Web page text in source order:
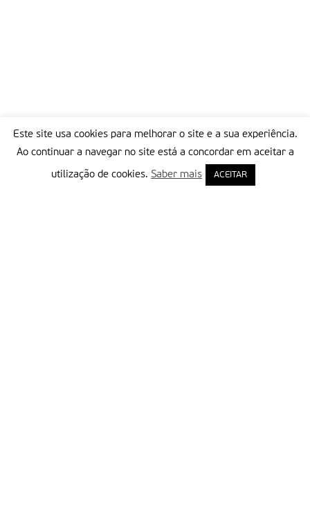
Este site usa cookies para melhorar o site e a sua experiência.
Ao continuar a navegar no site está a concordar em aceitar a
utilização de cookies. Saber mais ACEITAR